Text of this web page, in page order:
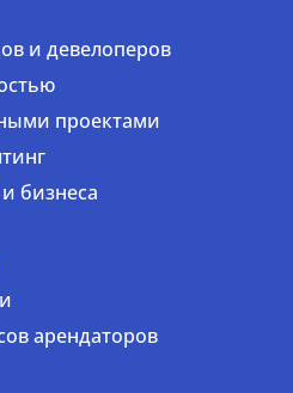
и девелоперов
проектами
бизнеса
арендаторов